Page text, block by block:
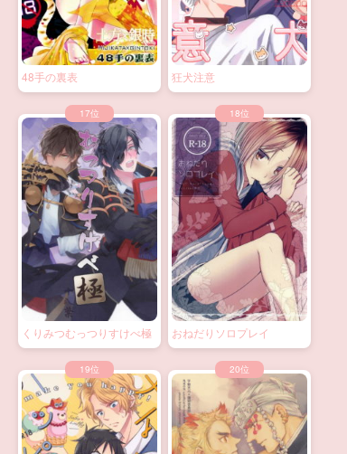
48手の裏表 狂犬注意
くりみつむっつりすけべ極 おねだりソロプレイ